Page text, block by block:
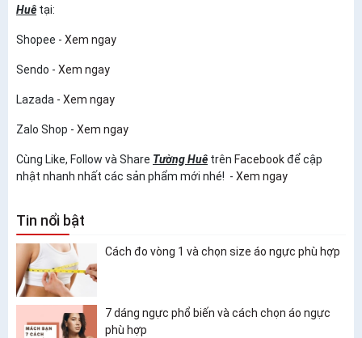
Huê tại:
Shopee - Xem ngay
Sendo - Xem ngay
Lazada - Xem ngay
Zalo Shop - Xem ngay
Cùng Like, Follow và Share Tường Huê trên Facebookđể cập
nhật nhanh nhất các sản phẩm mới nhé! - Xem ngay
Tin nổi bật
Cách đo vòng 1 và chọn size áo ngực phù hợp
7 dáng ngực phổ biến và cách chọn áo ngực
phù hợp